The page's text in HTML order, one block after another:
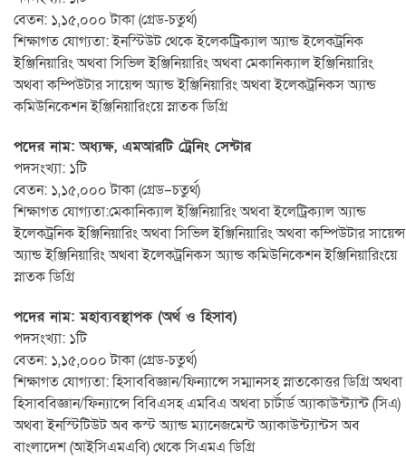
বেতন: ১,১৫,০০০ টাকা (গ্রেড-চতুর্থ)
শিক্ষাগত যোগ্যতা: ইনস্টিউট থেকে ইলেকট্রিক্যাল অ্যান্ড ইলেকট্রনিক
ইঞ্জিনিয়ারিং অথবা সিভিল ইঞ্জিনিয়ারিং অথবা মেকানিক্যাল ইঞ্জিনিয়ারিং
অথবা কম্পিউটার সায়েন্স অ্যান্ড ইঞ্জিনিয়ারিং অথবা ইলেকট্রনিকস অ্যান্ড
কমিউনিকেশন ইঞ্জিনিয়ারিংয়ে স্নাতক ডিগ্রি
পদের নাম: অধ্যক্ষ, এমআরটি ট্রেনিং সেন্টার
পদসংখ্যা: ১টি
বেতন: ১,১৫,০০০ টাকা (গ্রেড–চতুর্থ)
শিক্ষাগত যোগ্যতা:মেকানিক্যাল ইঞ্জিনিয়ারিং অথবা ইলেট্রিক্যাল অ্যান্ড
ইলেকট্রনিক ইঞ্জিনিয়ারিং অথবা সিভিল ইঞ্জিনিয়ারিং অথবা কম্পিউটার সায়েন্স
অ্যান্ড ইঞ্জিনিয়ারিং অথবা ইলেকট্রনিকস অ্যান্ড কমিউনিকেশন ইঞ্জিনিয়ারিংয়ে
স্নাতক ডিগ্রি
পদের নাম: মহাব্যবস্থাপক (অর্থ ও হিসাব)
পদসংখ্যা: ১টি
বেতন: ১,১৫,০০০ টাকা (গ্রেড-চতুর্থ)
শিক্ষাগত যোগ্যতা: হিসাববিজ্ঞান/ফিন্যান্সে সম্মানসহ স্নাতকোত্তর ডিগ্রি অথবা
হিসাববিজ্ঞান/ফিন্যান্সে বিবিএসহ এমবিএ অথবা চার্টার্ড অ্যাকাউন্ট্যান্ট (সিএ)
অথবা ইনস্টিটিউট অব কস্ট অ্যান্ড ম্যানেজমেন্ট অ্যাকাউন্ট্যান্টস অব
বাংলাদেশ (আইসিএমএবি) থেকে সিএমএ ডিগ্রি